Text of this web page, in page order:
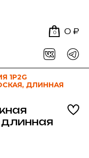
0 0 ₽
1P2G
ДЛИННАЯ
длинная